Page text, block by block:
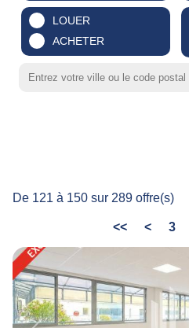
LOUER
ACHETER
De 121 à 150 sur 289 offre(s)
<< < 3